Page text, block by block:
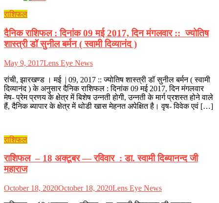
राशिफल
दैनिक राशिफल : दिनांक 09 मई 2017, दिन मंगलवार :: ज्योतिष
शास्त्री डॉ सुनील बर्मन ( स्वामी दिव्यानंद )
May 9, 2017Lens Eye News
रांची, झारखण्ड । मई | 09, 2017 :: ज्योतिष शास्त्री डॉ सुनील बर्मन ( स्वामी
दिव्यानंद ) के अनुसार दैनिक राशिफल : दिनांक 09 मई 2017, दिन मंगलवार
मेष- प्रेम प्रणय के क्षेत्र में बिशेष उन्नती होगी, उन्नती के मार्ग प्रशस्त होने वाले
हैं, दैनिक ब्यापार के क्षेत्र में थोडी खास मेहनत अपेक्षित है। वृष- विवेक एवं […]
राशिफल
राशिफल – 18 अक्टूबर — रविवार : डा. स्वामी दिब्यानन्द जी
महाराज
October 18, 2020October 18, 2020Lens Eye News